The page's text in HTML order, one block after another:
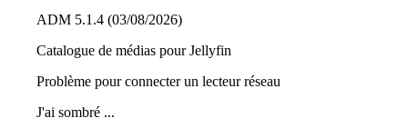
ADM 5.1.4 (03/08/2026)
Catalogue de médias pour Jellyfin
Problème pour connecter un lecteur réseau
J'ai sombré ...